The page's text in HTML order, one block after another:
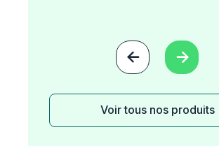
 
Voir tous nos produits